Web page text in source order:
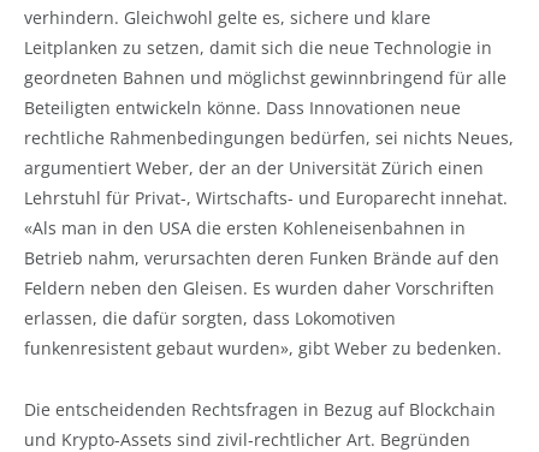
verhindern. Gleichwohl gelte es, sichere und klare
Leitplanken zu setzen, damit sich die neue Technologie in
geordneten Bahnen und möglichst gewinnbringend für alle
Beteiligten entwickeln könne. Dass Innovationen neue
rechtliche Rahmenbedingungen bedürfen, sei nichts Neues,
argumentiert Weber, der an der Universität Zürich einen
Lehrstuhl für Privat-, Wirtschafts- und Europarecht innehat.
«Als man in den USA die ersten Kohleneisenbahnen in
Betrieb nahm, verursachten deren Funken Brände auf den
Feldern neben den Gleisen. Es wurden daher Vorschriften
erlassen, die dafür sorgten, dass Lokomotiven
funkenresistent gebaut wurden», gibt Weber zu bedenken.
Die entscheidenden Rechtsfragen in Bezug auf Blockchain
und Krypto-Assets sind zivil-rechtlicher Art. Begründen